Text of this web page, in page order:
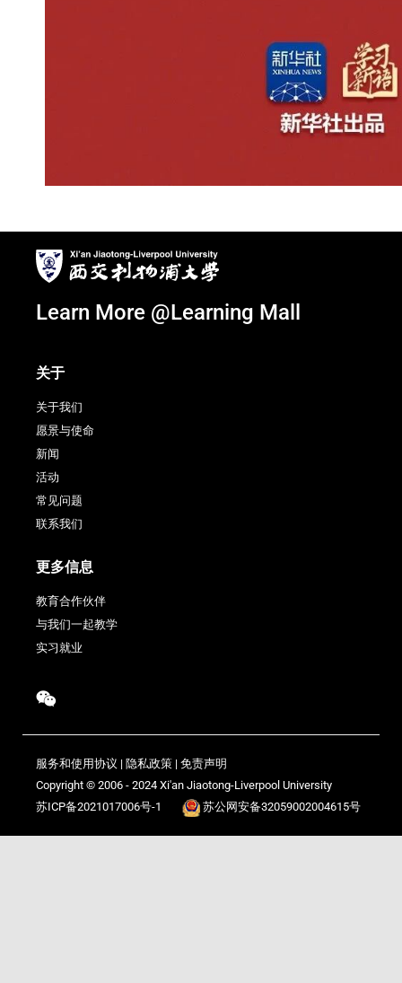
Learn More @Learning Mall
关于
关于我们
愿景与使命
新闻
活动
常见问题
联系我们
更多信息
教育合作伙伴
与我们一起教学
实习就业
服务和使用协议 | 隐私政策 | 免责声明
Copyright © 2006 - 2024 Xi'an Jiaotong-Liverpool University
苏ICP备2021017006号-1
苏公网安备32059002004615号